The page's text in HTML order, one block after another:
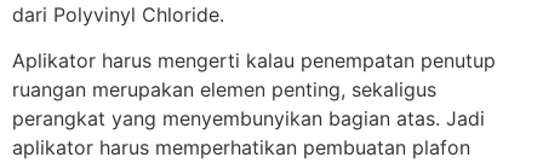
dari Polyvinyl Chloride.
Aplikator harus mengerti kalau penempatan penutup
ruangan merupakan elemen penting, sekaligus
perangkat yang menyembunyikan bagian atas. Jadi
aplikator harus memperhatikan pembuatan plafon